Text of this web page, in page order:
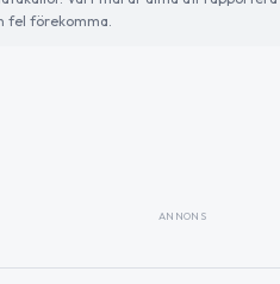
fel förekomma.
ANNONS